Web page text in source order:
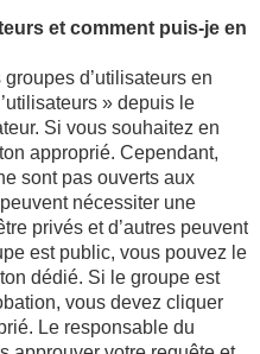
et comment puis-je en
d’utilisateurs en
» depuis le
Si vous souhaitez en
approprié. Cependant,
sont pas ouverts aux
nécessiter une
privés et d’autres peuvent
est public, vous pouvez le
dédié. Si le groupe est
vous devez cliquer
Le responsable du